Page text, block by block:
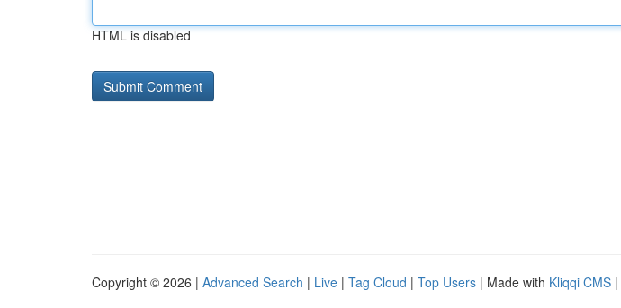
HTML is disabled
Copyright © 2026 | Advanced Search | Live | Tag Cloud | Top Users | Made with Kliqqi CMS |